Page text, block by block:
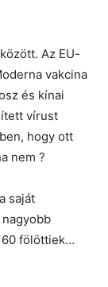
Az EU-
vakcina
és kínai
vírust
hogy ott
nem ?
saját
60 fölöttiek…